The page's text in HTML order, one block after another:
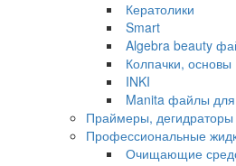
Кератолики
Smart
Algebra beauty
Колпачки, основы
INKI
Manita файлы
Праймеры, дегидраторы
Профессиональные
Очищающие